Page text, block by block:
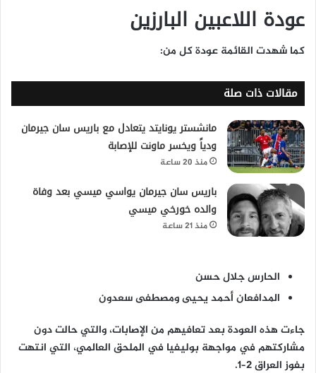
عودة اللاعبين البارزين
كما شهدت القائمة عودة كل من:
مقالات ذات صلة
مانشستر يونايتد يتعادل مع باريس سان جيرمان
ودياً ويخسر ماونت للإصابة
منذ 20 ساعة
باريس سان جيرمان يواسي ميسي بعد وفاة
والده خورخي ميسي
منذ 21 ساعة
الحارس جلال حسن
المدافعان أحمد يحيى ومصطفى سعدون
جاءت هذه العودة بعد تعافيهم من الإصابات، والتي حالت دون
مشاركتهم في مواجهة بوليفيا في الملحق العالمي، التي انتهت
بفوز العراق 2–1.